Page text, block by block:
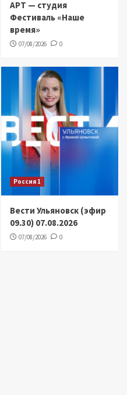
АРТ — студия
Фестиваль «Наше
время»
07/08/2026 0
Россия 1
Вести Ульяновск (эфир
09.30) 07.08.2026
07/08/2026 0